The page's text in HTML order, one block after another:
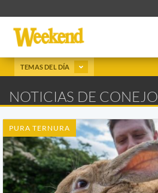
TEMAS DEL DÍA
NOTICIAS DE CONEJO
PURA TERNURA